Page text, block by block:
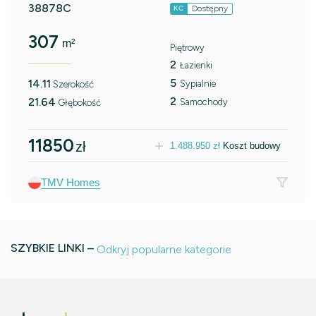
38878C KC Dostępny
307 m²
14.11 Szerokość
21.64 Głębokość
Piętrowy
2 Łazienki
5 Sypialnie
2 Samochody
11850zł 1.488.950 zł Koszt budowy
TMV Homes
SZYBKIE LINKI – Odkryj popularne kategorie